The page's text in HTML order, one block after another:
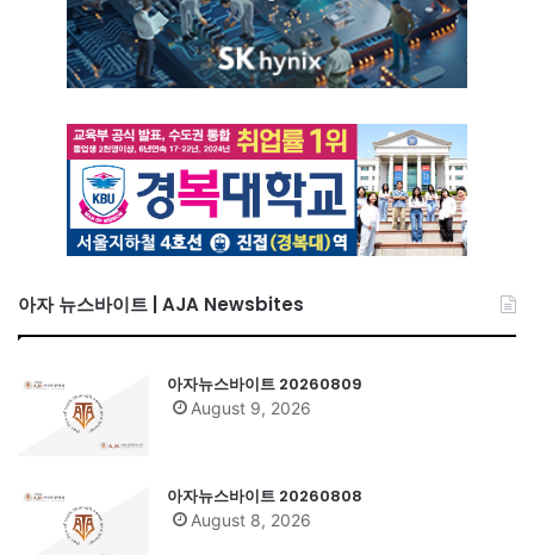
아자 뉴스바이트 | AJA Newsbites
아자뉴스바이트 20260809
August 9, 2026
아자뉴스바이트 20260808
August 8, 2026